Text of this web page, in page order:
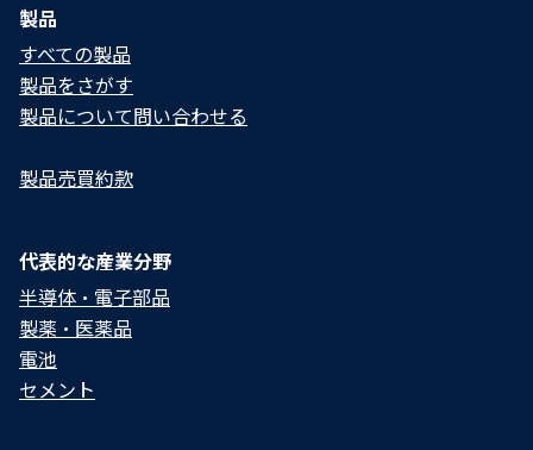
製品
すべての製品
製品をさがす
製品について問い合わせる​
製品売買約款
代表的な産業分野
半導体・電子部品
製薬・医薬品
電池
セメント